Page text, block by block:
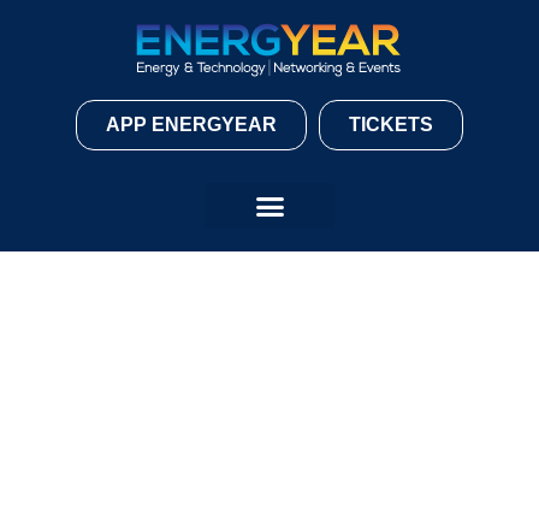
APP ENERGYEAR TICKETS